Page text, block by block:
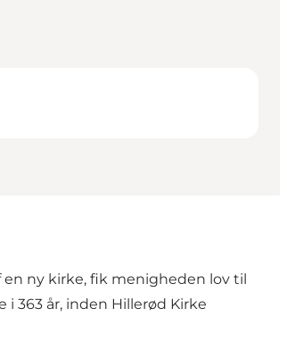
ny kirke, fik menigheden lov til
363 år, inden Hillerød Kirke